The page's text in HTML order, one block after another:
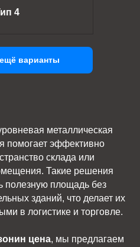
4
варианты
металлическая
помогает эффективно
склада или
Такие решения
полезную площадь без
зданий, что делает их
в логистике и торговле.
цена, мы предлагаем